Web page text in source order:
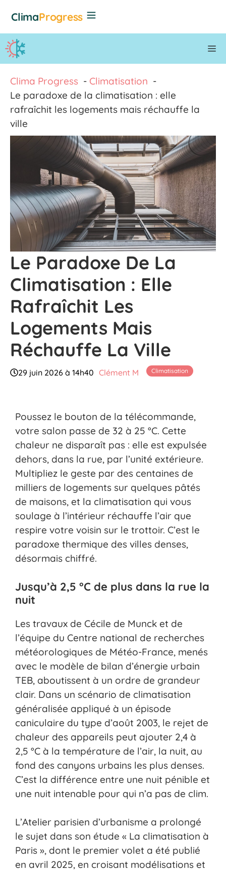
contenu
ClimaProgress
Clima Progress
Climatisation
Le paradoxe de la climatisation : elle
rafraîchit les logements mais réchauffe la
ville
Le Paradoxe De La
Climatisation : Elle
Rafraîchit Les
Logements Mais
Réchauffe La Ville
29 juin 2026 à 14h40 Clément M Climatisation
Poussez le bouton de la télécommande,
votre salon passe de 32 à 25 °C. Cette
chaleur ne disparaît pas : elle est expulsée
dehors, dans la rue, par l’unité extérieure.
Multipliez le geste par des centaines de
milliers de logements sur quelques pâtés
de maisons, et la climatisation qui vous
soulage à l’intérieur réchauffe l’air que
respire votre voisin sur le trottoir. C’est le
paradoxe thermique des villes denses,
désormais chiffré.
Jusqu’à 2,5 °C de plus dans la rue la
nuit
Les travaux de Cécile de Munck et de
l’équipe du Centre national de recherches
météorologiques de Météo-France, menés
avec le modèle de bilan d’énergie urbain
TEB, aboutissent à un ordre de grandeur
clair. Dans un scénario de climatisation
généralisée appliqué à un épisode
caniculaire du type d’août 2003, le rejet de
chaleur des appareils peut ajouter 2,4 à
2,5 °C à la température de l’air, la nuit, au
fond des canyons urbains les plus denses.
C’est la différence entre une nuit pénible et
une nuit intenable pour qui n’a pas de clim.
L’Atelier parisien d’urbanisme a prolongé
le sujet dans son étude « La climatisation à
Paris », dont le premier volet a été publié
en avril 2025, en croisant modélisations et